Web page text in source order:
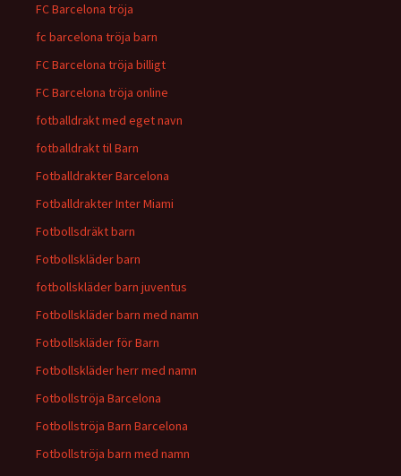
FC Barcelona tröja
fc barcelona tröja barn
FC Barcelona tröja billigt
FC Barcelona tröja online
fotballdrakt med eget navn
fotballdrakt til Barn
Fotballdrakter Barcelona
Fotballdrakter Inter Miami
Fotbollsdräkt barn
Fotbollskläder barn
fotbollskläder barn juventus
Fotbollskläder barn med namn
Fotbollskläder för Barn
Fotbollskläder herr med namn
Fotbollströja Barcelona
Fotbollströja Barn Barcelona
Fotbollströja barn med namn